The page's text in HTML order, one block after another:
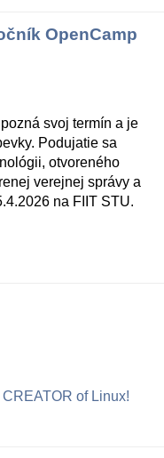
OpenCamp
svoj termín a je
Podujatie sa
otvoreného
verejnej správy a
na FIIT STU.
of Linux!